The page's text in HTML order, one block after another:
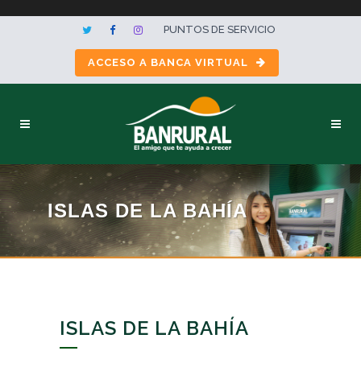
PUNTOS DE SERVICIO
ACCESO A BANCA VIRTUAL
ISLAS DE LA BAHÍA
ISLAS DE LA BAHÍA